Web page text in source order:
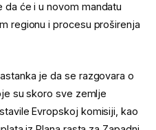
će i u novom mandatu
regionu i procesu proširenja
je da se razgovara o
su skoro sve zemlje
Evropskoj komisiji, kao